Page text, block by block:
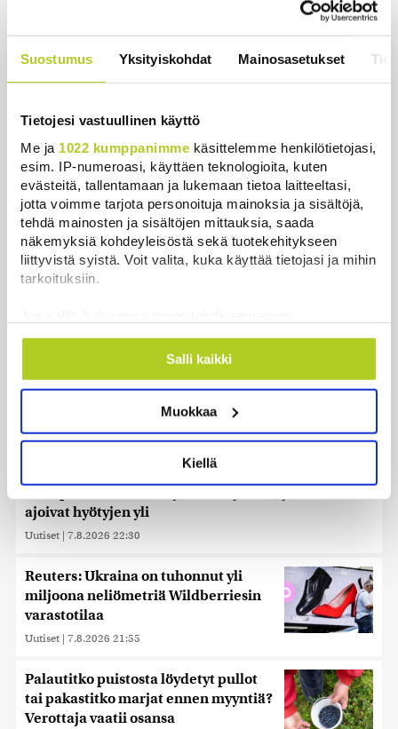
Suostumus Yksityiskohdat Mainosasetukset
Tietojesi vastuullinen käyttö
Me ja 1022 kumppanimme käsittelemme henkilötietojasi,
esim. IP-numeroasi, käyttäen teknologioita, kuten
evästeitä, tallentamaan ja lukemaan tietoa laitteeltasi,
jotta voimme tarjota personoituja mainoksia ja sisältöjä,
tehdä mainosten ja sisältöjen mittauksia, saada
näkemyksiä kohdeyleisöstä sekä tuotekehitykseen
liittyvistä syistä. Voit valita, kuka käyttää tietojasi ja mihin
tarkoituksiin.
Kerätä tietoja maantieteellisestä sijainnistasi,
mahdollisesti muutaman metrin tarkkuudella
ominaispiirteitä aktiivisesti (sormenjäljen
Lue lisää siitä, miten henkilötietojasi käsitellään ja miten
suostumustasi tai peruuttaa sen milloin vain
evästeilmoituksessa.
räätälöimiseen, sosiaalisen median ominaisuuksien
tukemiseen ja kävijämäärämme analysoimiseen. Lisäksi
jaamme sosiaalisen median, mainosalan ja analytiikka-
alan kumppaneillemme tietoja siitä, miten käytät
sivustoamme. Kumppanimme voivat yhdistää näitä
tietoja muihin tietoihin, joita olet antanut heille tai joita on
saatetaan myös siirtää ulkomaille.
Salli kaikki
Muokkaa
Kiellä
Khamenein kanssa viestiminen on
vaikeaa, sanoo Iranin presidentti
Uutiset
Uusimmat Luetuimmat
Ehtisitkö kosia sekunnissa? – Karkaussekunti on
ajoivat hyötyjen yli
Uutiset | 7.8.2026 22:30
Reuters: Ukraina on tuhonnut yli
miljoona neliömetriä Wildberriesin
varastotilaa
Uutiset | 7.8.2026 21:55
Palautitko puistosta löydetyt pullot
tai pakastitko marjat ennen myyntiä?
Verottaja vaatii osansa